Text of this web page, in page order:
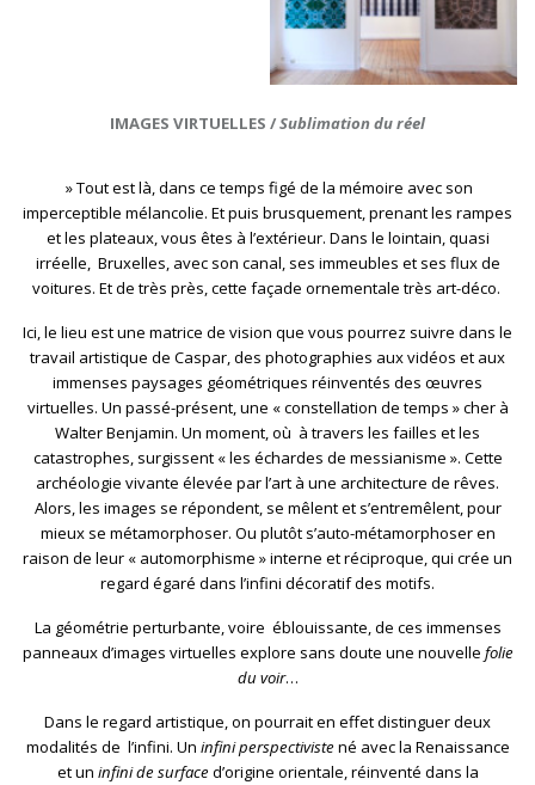
IMAGES VIRTUELLES /Sublimation du réel
» Tout est là, dans ce temps figé de la mémoire avec son
imperceptible mélancolie. Et puis brusquement, prenant les rampes
et les plateaux, vous êtes à l’extérieur. Dans le lointain, quasi
irréelle, Bruxelles, avec son canal, ses immeubles et ses flux de
voitures. Et de très près, cette façade ornementale très art-déco.
Ici, le lieu est une matrice de vision que vous pourrez suivre dans le
travail artistique de Caspar, des photographies aux vidéos et aux
immenses paysages géométriques réinventés des œuvres
virtuelles. Un passé-présent, une « constellation de temps » cher à
Walter Benjamin. Un moment, où à travers les failles et les
catastrophes, surgissent « les échardes de messianisme ». Cette
archéologie vivante élevée par l’art à une architecture de rêves.
Alors, les images se répondent, se mêlent et s’entremêlent, pour
mieux se métamorphoser. Ou plutôt s’auto-métamorphoser en
raison de leur « automorphisme » interne et réciproque, qui crée un
regard égaré dans l’infini décoratif des motifs.
La géométrie perturbante, voire éblouissante, de ces immenses
panneaux d’images virtuelles explore sans doute une nouvelle folie
du voir…
Dans le regard artistique, on pourrait en effet distinguer deux
modalités de l’infini. Un infini perspectiviste né avec la Renaissance
et un infini de surface d’origine orientale, réinventé dans la